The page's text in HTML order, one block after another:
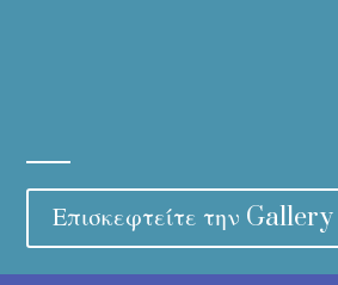
Επισκεφτείτε την Gallery